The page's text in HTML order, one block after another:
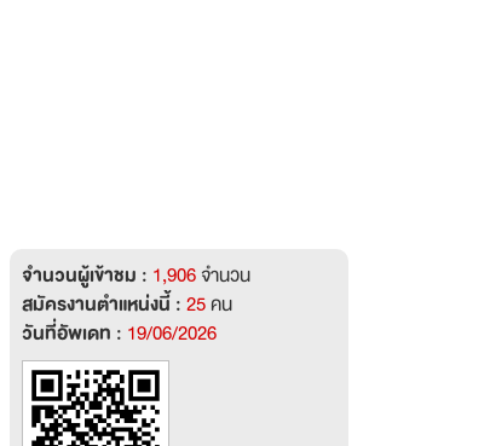
จำนวนผู้เข้าชม : 1,906จำนวน
สมัครงานตำแหน่งนี้ :25คน
วันที่อัพเดท : 19/06/2026